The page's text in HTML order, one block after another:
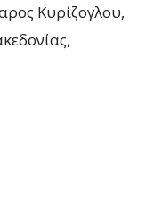
Κυρίζογλου,